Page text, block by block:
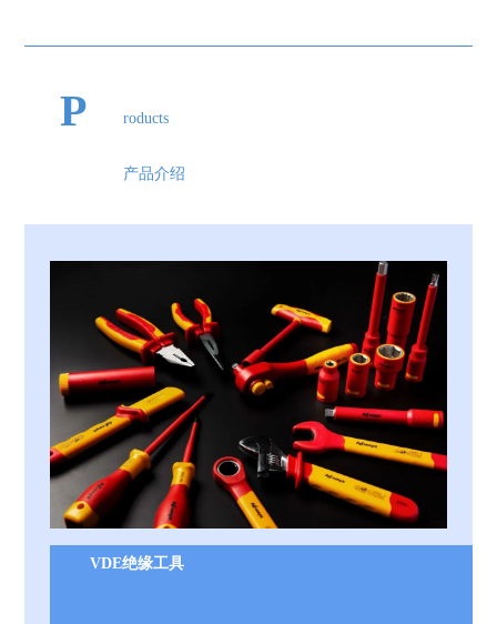
P roducts
产品介绍
VDE绝缘工具